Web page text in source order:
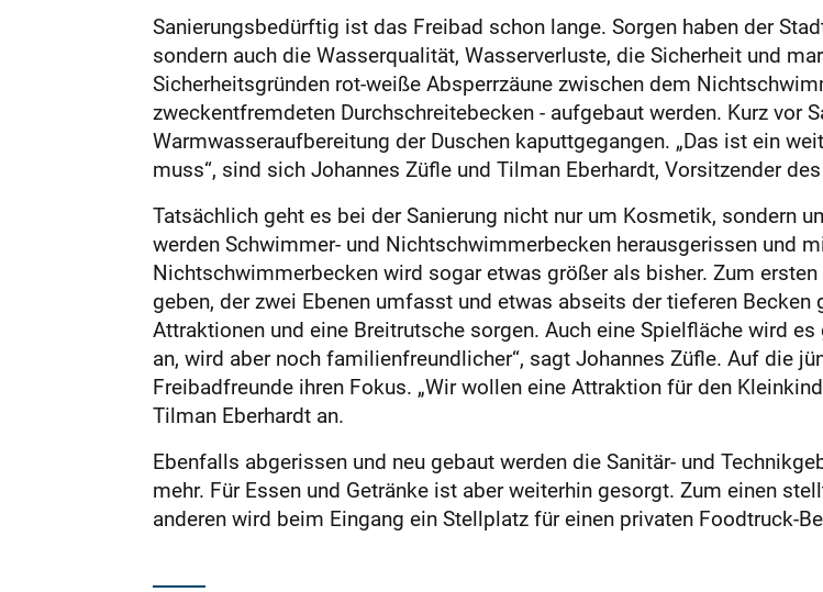
Sanierungsbedürftig ist das Freibad schon lange. Sorgen haben der
sondern auch die Wasserqualität, Wasserverluste, die Sicherheit und
Sicherheitsgründen rot-weiße Absperrzäune zwischen dem
zweckentfremdeten Durchschreitebecken - aufgebaut werden. Kurz vor
Warmwasseraufbereitung der Duschen kaputtgegangen. „Das ist ein
muss“, sind sich Johannes Züfle und Tilman Eberhardt, Vorsitzender
Tatsächlich geht es bei der Sanierung nicht nur um Kosmetik, sondern
werden Schwimmer- und Nichtschwimmerbecken herausgerissen und
Nichtschwimmerbecken wird sogar etwas größer als bisher. Zum
geben, der zwei Ebenen umfasst und etwas abseits der tieferen
Attraktionen und eine Breitrutsche sorgen. Auch eine Spielfläche wird
an, wird aber noch familienfreundlicher“, sagt Johannes Züfle. Auf die
Freibadfreunde ihren Fokus. „Wir wollen eine Attraktion für den
Tilman Eberhardt an.
Ebenfalls abgerissen und neu gebaut werden die Sanitär- und
mehr. Für Essen und Getränke ist aber weiterhin gesorgt. Zum einen
anderen wird beim Eingang ein Stellplatz für einen privaten Foodtruck-